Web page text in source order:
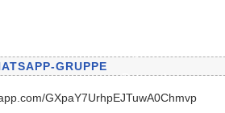
Datenschutz
GRUPPE
GXpaY7UrhpEJTuwA0Chmvp